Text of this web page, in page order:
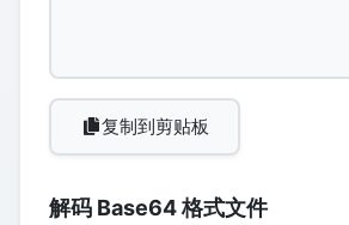
复制到剪贴板
解码 Base64 格式文件